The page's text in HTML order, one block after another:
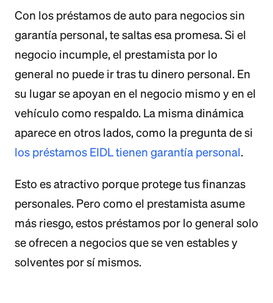
Con los préstamos de auto para negocios sin
garantía personal, te saltas esa promesa. Si el
negocio incumple, el prestamista por lo
general no puede ir tras tu dinero personal. En
su lugar se apoyan en el negocio mismo y en el
vehículo como respaldo. La misma dinámica
aparece en otros lados, como la pregunta de si
los préstamos EIDL tienen garantía personal.
Esto es atractivo porque protege tus finanzas
personales. Pero como el prestamista asume
más riesgo, estos préstamos por lo general solo
se ofrecen a negocios que se ven estables y
solventes por sí mismos.